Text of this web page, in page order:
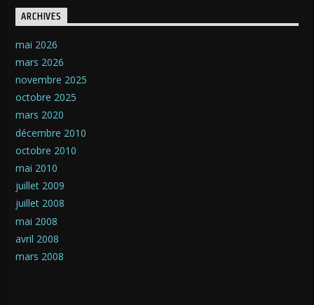
ARCHIVES
mai 2026
mars 2026
novembre 2025
octobre 2025
mars 2020
décembre 2010
octobre 2010
mai 2010
juillet 2009
juillet 2008
mai 2008
avril 2008
mars 2008